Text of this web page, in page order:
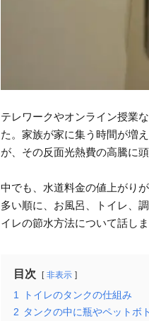
テレワークやオンライン授業
た。家族が家に集う時間が増
が、その反面光熱費の高騰に
中でも、水道料金の値上がり
多い順に、お風呂、トイレ、
イレの節水方法について話しま
目次 非表示
1
トイレのタンクの仕組み
2 タンクの中に瓶やペットボ